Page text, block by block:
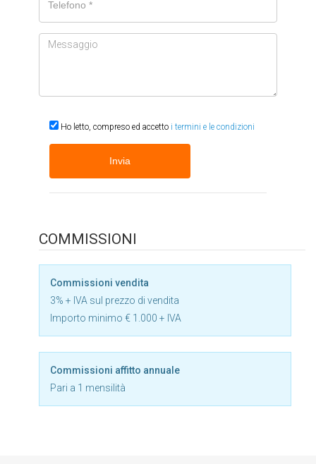
Messaggio
Ho letto, compreso ed accetto i termini e le condizioni
COMMISSIONI
Commissioni vendita
3% + IVA sul prezzo di vendita
Importo minimo € 1.000 + IVA
Commissioni affitto annuale
Pari a 1 mensilità